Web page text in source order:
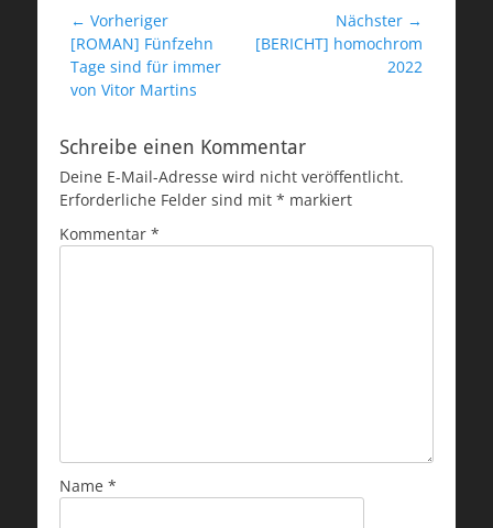
Beitragsnavigation
← Vorheriger
Vorheriger
Beitrag:
[ROMAN] Fünfzehn
Tage sind für immer
von Vitor Martins
Nächster →
Nächster
[BERICHT] homochrom
2022
Schreibe einen Kommentar
Deine E-Mail-Adresse wird nicht veröffentlicht.
Erforderliche Felder sind mit * markiert
Kommentar *
Name *